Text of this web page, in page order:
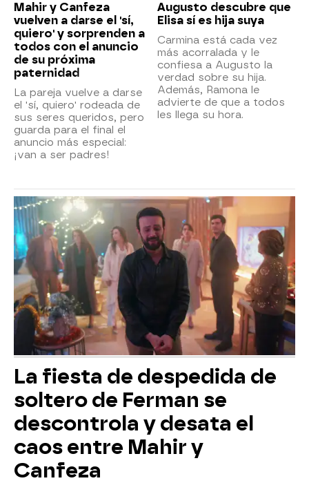
Mahir y Canfeza
vuelven a darse el 'sí,
quiero' y sorprenden a
todos con el anuncio
de su próxima
paternidad
La pareja vuelve a darse
el 'sí, quiero' rodeada de
sus seres queridos, pero
guarda para el final el
anuncio más especial:
¡van a ser padres!
Augusto descubre que
Elisa sí es hija suya
Carmina está cada vez
más acorralada y le
confiesa a Augusto la
verdad sobre su hija.
Además, Ramona le
advierte de que a todos
les llega su hora.
La fiesta de despedida de
soltero de Ferman se
descontrola y desata el
caos entre Mahir y
Canfeza